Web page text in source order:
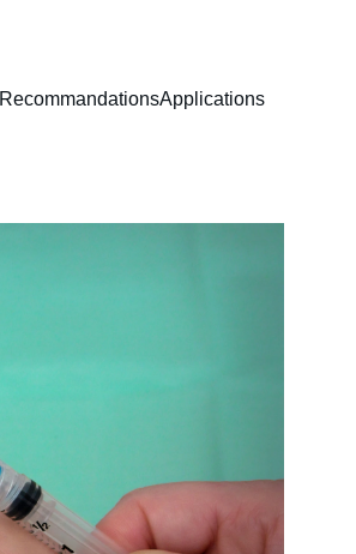
RecommandationsApplications